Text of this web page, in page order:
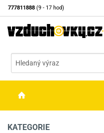
777811888 (9 - 17 hod)
KATEGORIE